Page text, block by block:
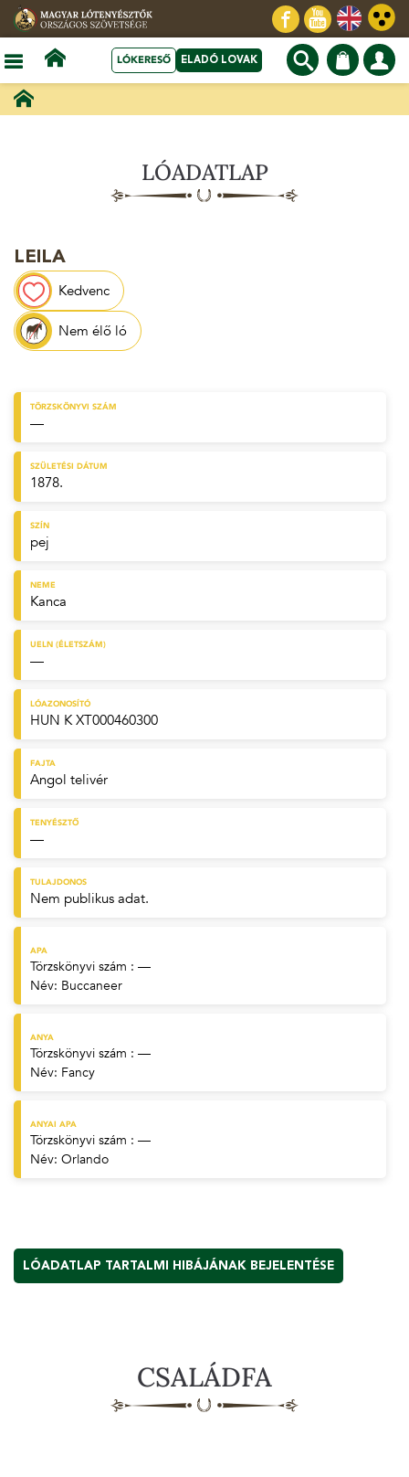
LÓKERESŐ ELADÓ LOVAK
LÓADATLAP
LEILA
Kedvenc
Nem élő ló
TÖRZSKÖNYVI SZÁM
—
SZÜLETÉSI DÁTUM
1878.
SZÍN
pej
NEME
Kanca
UELN (ÉLETSZÁM)
—
LÓAZONOSÍTÓ
HUN K XT000460300
FAJTA
Angol telivér
TENYÉSZTŐ
—
TULAJDONOS
Nem publikus adat.
APA
Törzskönyvi szám : —
Név: Buccaneer
ANYA
Törzskönyvi szám : —
Név: Fancy
ANYAI APA
Törzskönyvi szám : —
Név: Orlando
LÓADATLAP TARTALMI HIBÁJÁNAK BEJELENTÉSE
CSALÁDFA